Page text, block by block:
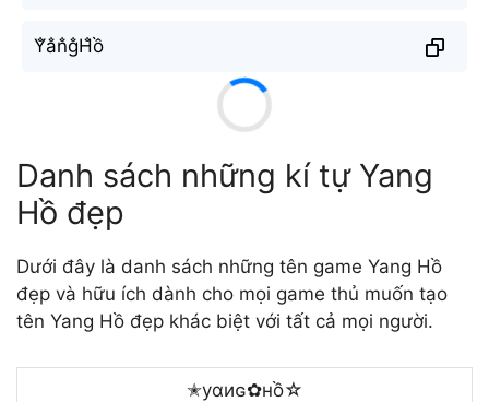
Y̐a̐n̐g̐H̐ồ
Danh sách những kí tự Yang
Hồ đẹp
Dưới đây là danh sách những tên game Yang Hồ
đẹp và hữu ích dành cho mọi game thủ muốn tạo
tên Yang Hồ đẹp khác biệt với tất cả mọi người.
✭уαиɢ✿нồ☆